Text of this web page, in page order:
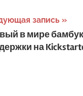
запись
в мире
на